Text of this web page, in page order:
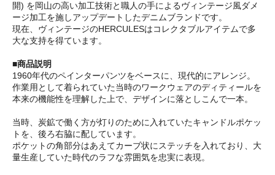
開) を岡山の高い加工技術と職人の手によるヴィンテージ風ダメ
ージ加工を施しアップデートしたデニムブランドです。
現在、ヴィンテージのHERCULESはコレクタブルアイテムで多
大な支持を得ています。
■商品説明
1960年代のペインターパンツをベースに、現代的にアレンジ。
作業用として着られていた当時のワークウェアのディティールを
本来の機能性を理解した上で、デザインに落としこんで一本。
当時、炭鉱で働く方が灯りのために入れていたキャンドルポケッ
トを、後ろ右脇に配しています。
ポケットの角部分はあえてカーブ状にステッチを入れており、大
量生産していた時代のラフな雰囲気を忠実に表現。